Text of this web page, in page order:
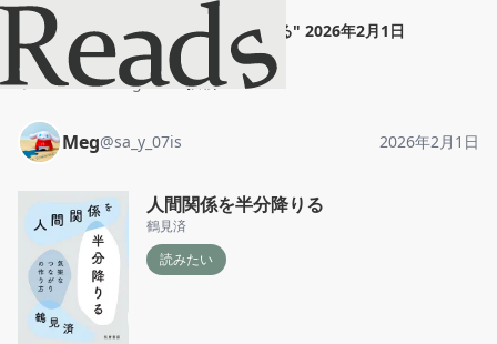
Meg"人間関係を半分降りる" 2026年2月1日
ホーム Meg 投稿
Meg@sa_y_07is 2026年2月1日
人間関係を半分降りる
鶴見済
読みたい